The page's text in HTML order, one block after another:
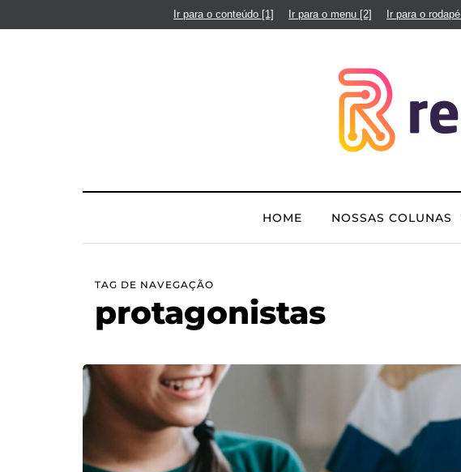
Ir para o conteúdo [1] Ir para o menu [2] Ir para o rodapé
HOME NOSSAS COLUNAS
TAG DE NAVEGAÇÃO
protagonistas